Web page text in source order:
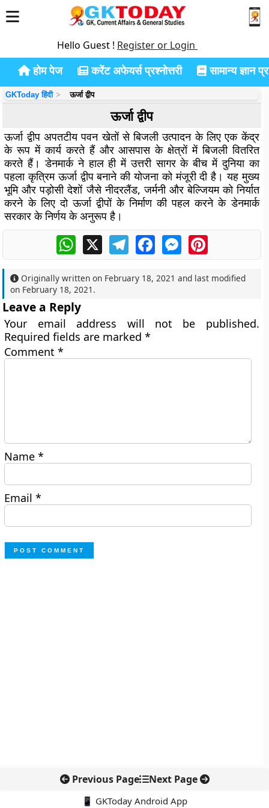
Hello Guest ! Register or Login
होम पेज करेंट अफेयर्स प्रश्नोत्तरी सामान्य ज्ञान
GKToday हिंदी ऊर्जा द्वीप
ऊर्जा द्वीप
ऊर्जा द्वीप अपतटीय पवन खेतों से बिजली उत्पादन के लिए एक केंद्र
के रूप में कार्य करते हैं और आसपास के क्षेत्रों में बिजली वितरित
करते हैं। डेनमार्क ने हाल ही में उत्तरी सागर के बीच में दुनिया का
पहला कृत्रिम ऊर्जा द्वीप बनाने की योजना को मंजूरी दी है। यह मुख्य
भूमि और पड़ोसी देशों जैसे नीदरलैंड, जर्मनी और बेल्जियम को निर्यात
करने के लिए दो ऊर्जा द्वीपों के निर्माण की पहल करने के डेनमार्क
सरकार के निर्णय के अनुरूप है।
WhatsApp
X TelegramFacebookMessengerPinterest
Originally written on February 18, 2021 and last modified
on February 18, 2021 .
Leave a Reply
Your email address will not be published.
Required fields are marked*
Comment*
Name*
Email*
Previous Page Next Page
📱 GKToday Android App